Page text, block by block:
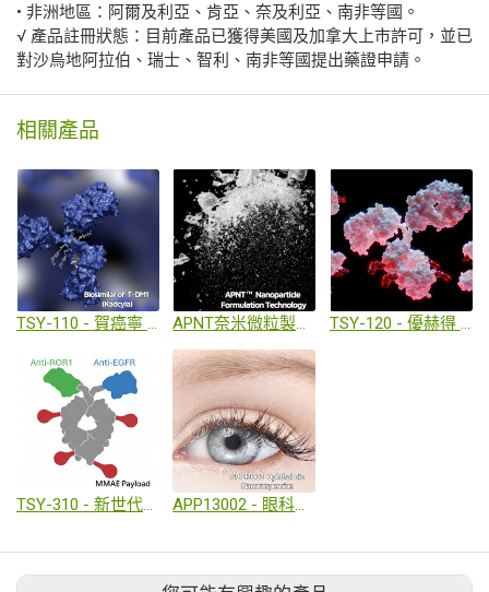
• 非洲地區：阿爾及利亞、肯亞、奈及利亞、南非等國。
√ 產品註冊狀態：目前產品已獲得美國及加拿大上市許可，並已
對沙烏地阿拉伯、瑞士、智利、南非等國提出藥證申請。
相關產品
TSY-110 - 賀癌寧 (T-DM1)生物相似藥 APNT奈米微粒製劑技術 TSY-120 - 優赫得 (T-DXd)生物相似藥
TSY-310 - 新世代雙特異性Fc融合藥物複合體 APP13002 - 眼科感染症新藥